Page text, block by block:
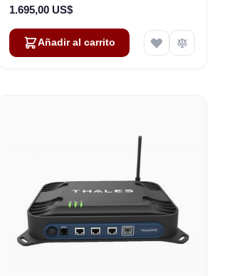
1.695,00 US$
Añadir al carrito